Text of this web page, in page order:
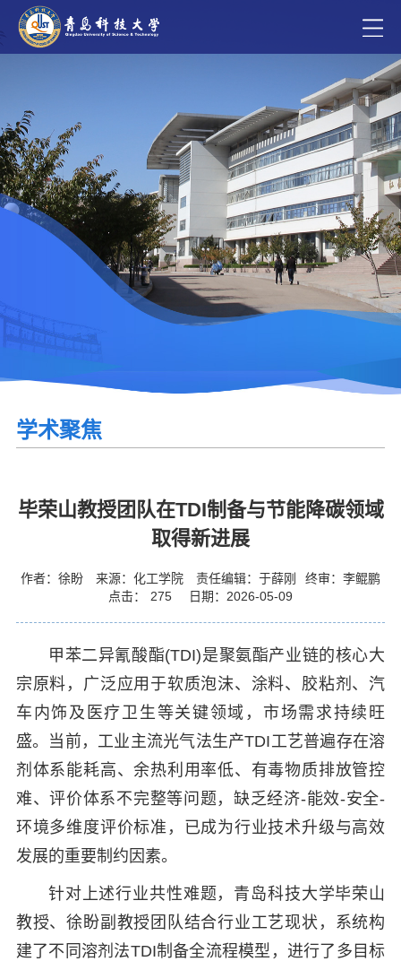
学术聚焦
毕荣山教授团队在TDI制备与节能降碳领域
取得新进展
作者：徐盼 来源：化工学院 责任编辑：于薛刚
终审：李鲲鹏
点击：
275 日期：2026-05-09
甲苯二异氰酸酯(TDI)是聚氨酯产业链的核心大
宗原料，广泛应用于软质泡沫、涂料、胶粘剂、汽
车内饰及医疗卫生等关键领域，市场需求持续旺
盛。当前，工业主流光气法生产TDI工艺普遍存在溶
剂体系能耗高、余热利用率低、有毒物质排放管控
难、评价体系不完整等问题，缺乏经济-能效-安全-
环境多维度评价标准，已成为行业技术升级与高效
发展的重要制约因素。
针对上述行业共性难题，青岛科技大学毕荣山
教授、徐盼副教授团队结合行业工艺现状，系统构
建了不同溶剂法TDI制备全流程模型，进行了多目标